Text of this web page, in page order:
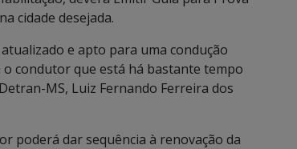
cidade desejada.
e apto para uma condução
condutor que está há bastante tempo
MS, Luiz Fernando Ferreira dos
poderá dar sequência à renovação da